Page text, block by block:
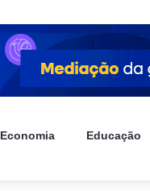
Economia Educação